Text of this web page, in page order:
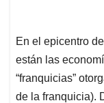
En el epicentro
están las
“franquicias”
de la franquicia).